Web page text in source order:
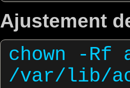
Ajustement
chown -Rf
/var/lib/